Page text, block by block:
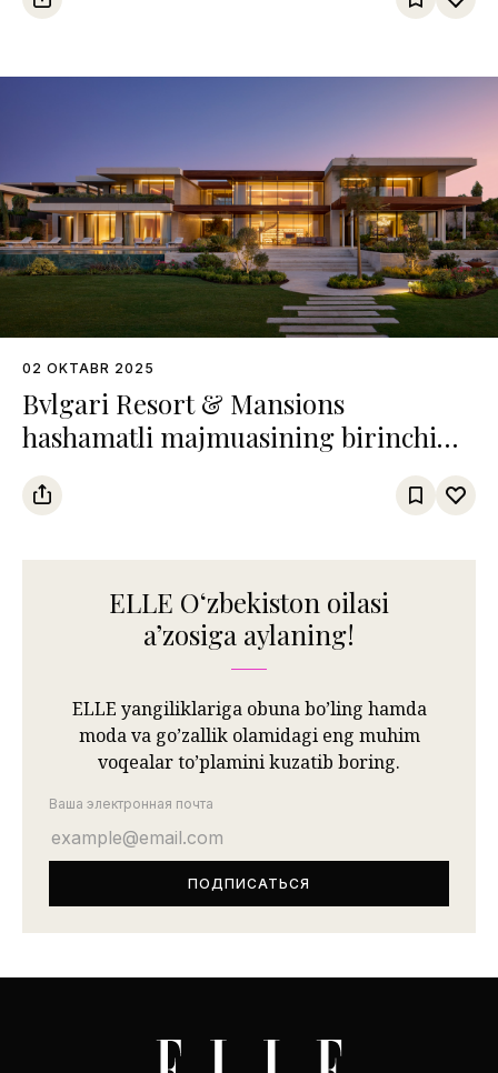
02 OKTABR 2025
Bvlgari Resort & Mansions
hashamatli majmuasining birinchi
qasri Bodrumda ochildi
ELLE Oʻzbekiston oilasi
aʼzosiga aylaning!
ELLE yangiliklariga obuna bo’ling hamda
moda va go’zallik olamidagi eng muhim
voqealar to’plamini kuzatib boring.
Ваша электронная почта